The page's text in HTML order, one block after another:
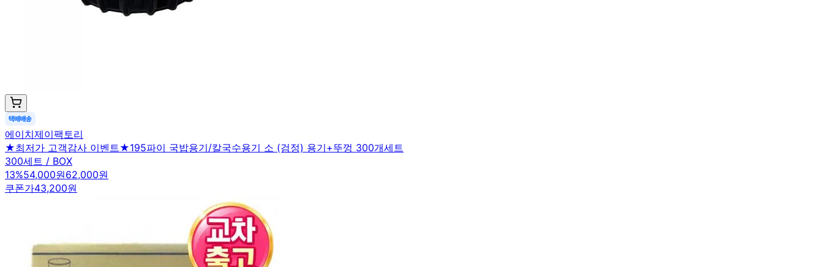
에이치제이팩토리
★최저가 고객감사 이벤트★195파이 국밥용기/칼국수용기 소 (검정) 용기+뚜껑 300개세트
300세트 / BOX
13%54,000원62,000원
쿠폰가43,200원